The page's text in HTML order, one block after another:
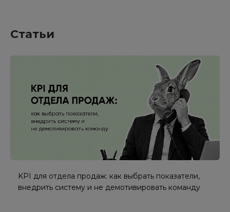
Статьи
KPI для отдела продаж: как выбрать показатели,
внедрить систему и не демотивировать команду